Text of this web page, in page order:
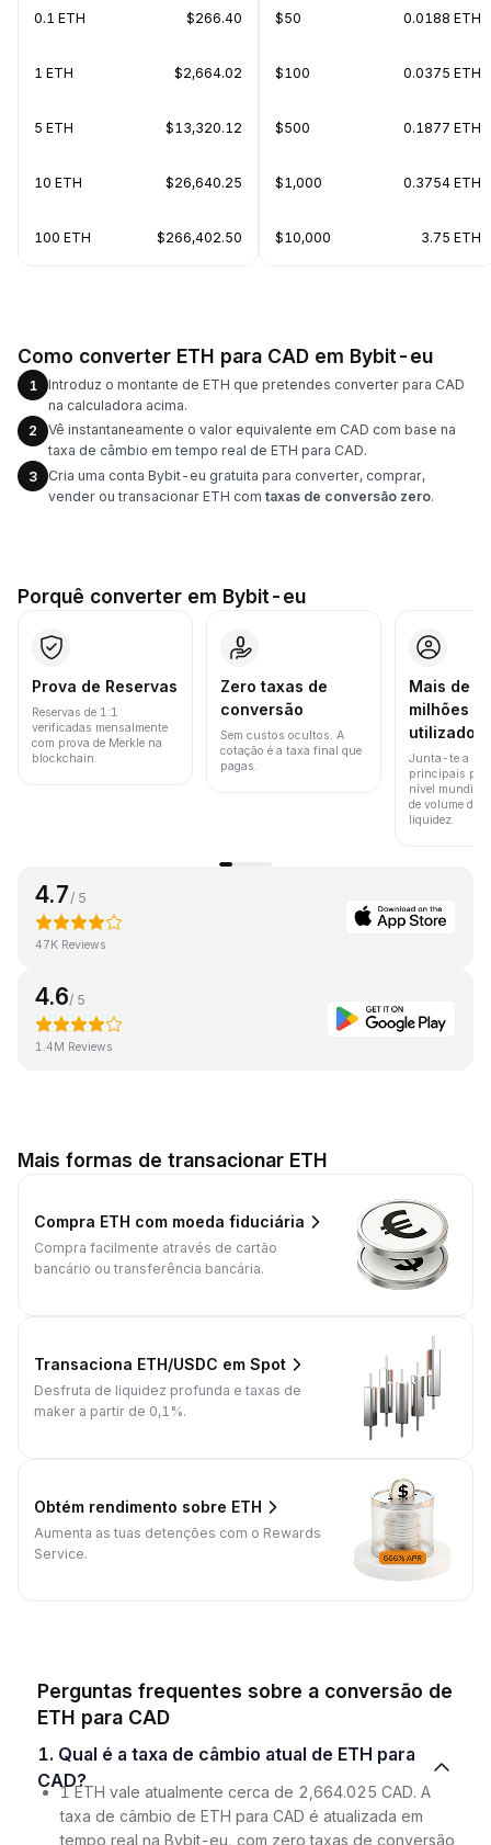
0.1 ETH $266.40
1 ETH $2,664.02
5 ETH $13,320.12
10 ETH $26,640.25
100 ETH $266,402.50
$50 0.0188 ETH
$100 0.0375 ETH
$500 0.1877 ETH
$1,000 0.3754 ETH
$10,000 3.75 ETH
Como converter ETH para CAD em Bybit-eu
1
Introduz o montante de ETH que pretendes converter para CAD
na calculadora acima.
2
Vê instantaneamente o valor equivalente em CAD com base na
taxa de câmbio em tempo real de ETH para CAD.
3
Cria uma conta Bybit-eu gratuita para converter, comprar,
vender ou transacionar ETH com taxas de conversão zero.
Porquê converter em Bybit-eu
Prova de Reservas
Reservas de 1:1
verificadas mensalmente
com prova de Merkle na
blockchain.
Zero taxas de
conversão
Sem custos ocultos. A
cotação é a taxa final que
pagas.
Mais de
milhões
Junta-te a
principais
nível mundial
de volume de
liquidez.
4.7 / 5
47K Reviews
4.6/ 5
1.4M Reviews
Mais formas de transacionar ETH
Compra ETH com moeda fiduciária
Compra facilmente através de cartão
bancário ou transferência bancária.
Transaciona ETH/USDC em Spot
Desfruta de liquidez profunda e taxas de
maker a partir de 0,1%.
Obtém rendimento sobre ETH
Aumenta as tuas detenções com o Rewards
Service.
Perguntas frequentes sobre a conversão de
ETH para CAD
1. Qual é a taxa de câmbio atual de ETH para
CAD?
1 ETH vale atualmente cerca de 2,664.025 CAD. A
taxa de câmbio de ETH para CAD é atualizada em
tempo real na Bybit-eu, com zero taxas de conversão